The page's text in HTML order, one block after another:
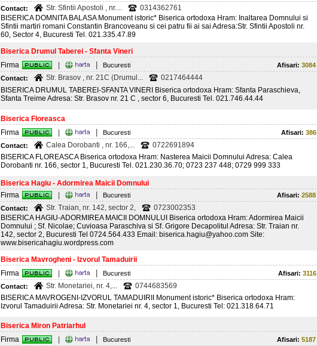
Contact:
Str. Sfintii Apostoli , nr....
0314362761
BISERICA DOMNITA BALASA Monument istoric* Biserica ortodoxa Hram: Inaltarea Domnului si
Sfintii martiri romani Constantin Brancoveanu si cei patru fii ai sai Adresa:Str. Sfintii Apostoli nr.
60, Sector 4, Bucuresti Tel. 021.335.47.89
Biserica Drumul Taberei - Sfanta Vineri
Firma
Bucuresti Afisari: 3084
Contact:
Str. Brasov , nr. 21C (Drumul...
0217464444
BISERICA DRUMUL TABEREI-SFANTA VINERI Biserica ortodoxa Hram: Sfanta Paraschieva,
Sfanta Treime Adresa: Str. Brasov nr. 21 C , sector 6, Bucuresti Tel. 021.746.44.44
Biserica Floreasca
Firma
Bucuresti Afisari: 386
Contact:
Calea Dorobanti , nr. 166,...
0722691894
BISERICA FLOREASCA Biserica ortodoxa Hram: Nasterea Maicii Domnului Adresa: Calea
Dorobanti nr. 166, sector 1, Bucuresti Tel. 021.230.36.70; 0723 237 448; 0729 999 333
Biserica Hagiu - Adormirea Maicii Domnului
Firma
Bucuresti Afisari: 2588
Contact:
Str. Traian, nr. 142, sector 2,
0723002353
BISERICA HAGIU-ADORMIREA MAICII DOMNULUI Biserica ortodoxa Hram: Adormirea Maicii
Domnului ; Sf. Nicolae; Cuvioasa Paraschiva si Sf. Grigore Decapolitul Adresa: Str. Traian nr.
142, sector 2, Bucuresti Tel 0724.564.433 Email: biserica.hagiu@yahoo.com Site:
www.bisericahagiu.wordpress.com
Biserica Mavrogheni - Izvorul Tamaduirii
Firma
Bucuresti Afisari: 3116
Contact:
Str. Monetariei, nr. 4,...
0744683569
BISERICA MAVROGENI-IZVORUL TAMADUIRII Monument istoric* Biserica ortodoxa Hram:
Izvorul Tamaduirii Adresa: Str. Monetariei nr. 4, sector 1, Bucuresti Tel: 021.318.64.71
Biserica Miron Patriarhul
Firma
Bucuresti Afisari: 5187